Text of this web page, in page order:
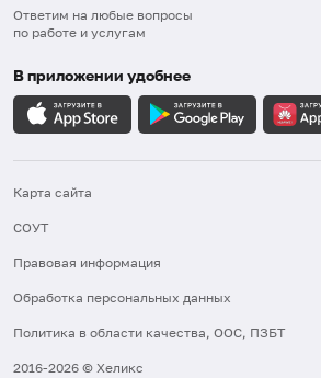
Ответим на любые вопросы
по работе и услугам
В приложении удобнее
Карта сайта
СОУТ
Правовая информация
Обработка персональных данных
Политика в области качества, ООС, ПЗБТ
2016-2026 © Хеликс